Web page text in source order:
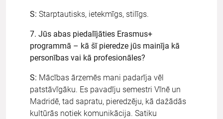
S: Starptautisks, ietekmīgs, stilīgs.
7. Jūs abas piedalījāties Erasmus+
programmā – kā šī pieredze jūs mainīja kā
personības vai kā profesionāles?
S: Mācības ārzemēs mani padarīja vēl
patstāvīgāku. Es pavadīju semestri Vīnē un
Madridē, tad sapratu, pieredzēju, kā dažādās
kultūrās notiek komunikācija. Satiku